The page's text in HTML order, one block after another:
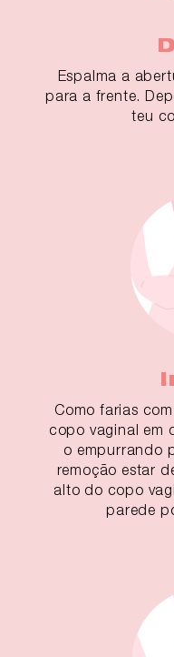
Espalma a
para a frente.
teu
Como farias
copo vaginal em
o empurrando
remoção estar
alto do copo
parede